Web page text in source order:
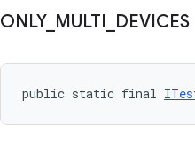
ONLY_ MULTI DEVICES
public static final